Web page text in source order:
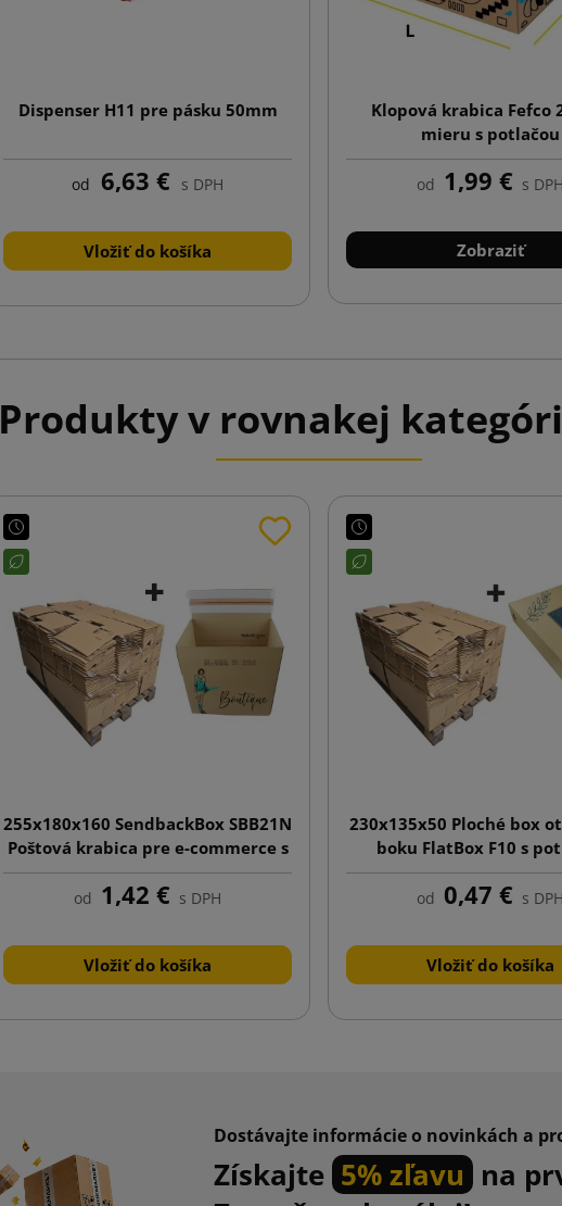
Dispenser H11 pre pásku 50mm
od 6,63 € s DPH
Vložiť do košíka
Klopová krabica Fefco
mieru s potlačou
od 1,99 € s DPH
Zobraziť
Produkty v rovnakej
255x180x160 SendbackBox SBB21N
Poštová krabica pre e-commerce s
potlačou, automatické dno
od 1,42 € s DPH
Vložiť do košíka
230x135x50 Ploché box
boku FlatBox F10 s
od 0,47 € s DPH
Vložiť do košíka
Dostávajte informácie o novinkách a
Získajte 5% zľavu na